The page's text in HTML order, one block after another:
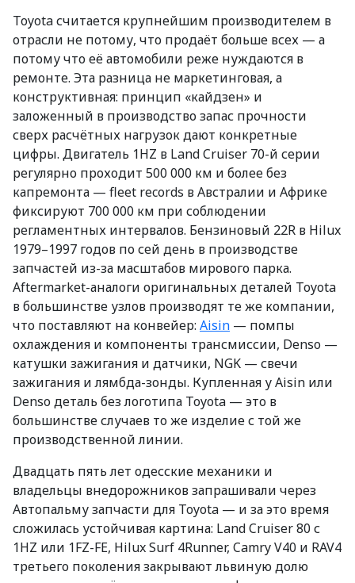
Toyota считается крупнейшим производителем в
отрасли не потому, что продаёт больше всех — а
потому что её автомобили реже нуждаются в
ремонте. Эта разница не маркетинговая, а
конструктивная: принцип «кайдзен» и
заложенный в производство запас прочности
сверх расчётных нагрузок дают конкретные
цифры. Двигатель 1HZ в Land Cruiser 70-й серии
регулярно проходит 500 000 км и более без
капремонта — fleet records в Австралии и Африке
фиксируют 700 000 км при соблюдении
регламентных интервалов. Бензиновый 22R в Hilux
1979–1997 годов по сей день в производстве
запчастей из-за масштабов мирового парка.
Aftermarket-аналоги оригинальных деталей Toyota
в большинстве узлов производят те же компании,
что поставляют на конвейер: Aisin — помпы
охлаждения и компоненты трансмиссии, Denso —
катушки зажигания и датчики, NGK — свечи
зажигания и лямбда-зонды. Купленная у Aisin или
Denso деталь без логотипа Toyota — это в
большинстве случаев то же изделие с той же
производственной линии.
Двадцать пять лет одесские механики и
владельцы внедорожников запрашивали через
Автопальму запчасти для Toyota — и за это время
сложилась устойчивая картина: Land Cruiser 80 с
1HZ или 1FZ-FE, Hilux Surf 4Runner, Camry V40 и RAV4
третьего поколения закрывают львиную долю